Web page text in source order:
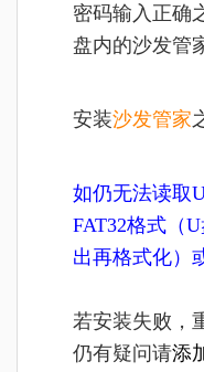
密码输入正确
盘内的沙发管
安装沙发管家
如仍无法读取
FAT32格式（
出再格式化）
若安装失败，
仍有疑问请添